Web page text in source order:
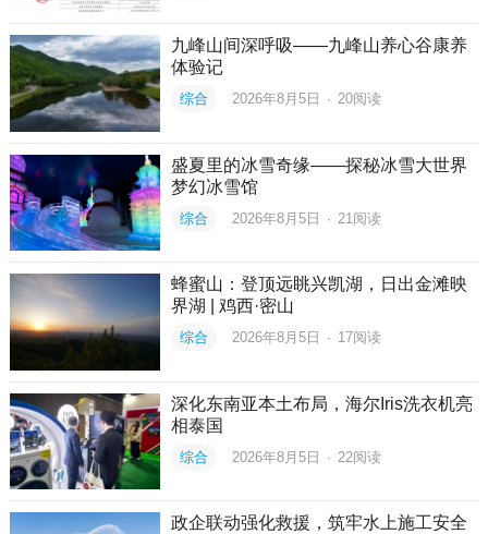
九峰山间深呼吸——九峰山养心谷康养
体验记
综合 2026年8月5日 · 20阅读
盛夏里的冰雪奇缘——探秘冰雪大世界
梦幻冰雪馆
综合 2026年8月5日 · 21 阅读
蜂蜜山：登顶远眺兴凯湖，日出金滩映
界湖 | 鸡西·密山
综合 2026年8月5日 · 17阅读
深化东南亚本土布局，海尔Iris洗衣机亮
相泰国
综合 2026年8月5日 · 22阅读
政企联动强化救援，筑牢水上施工安全